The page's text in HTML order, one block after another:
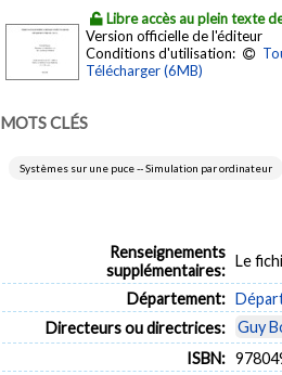
Libre accès au plein texte
Version officielle de l'éditeur
Conditions d'utilisation:
Télécharger (6MB)
MOTS CLÉS
Systèmes sur une puce -- Simulation par ordinateur
Renseignements
supplémentaires:
Le
Département:
Directeurs ou directrices:
Guy
ISBN: